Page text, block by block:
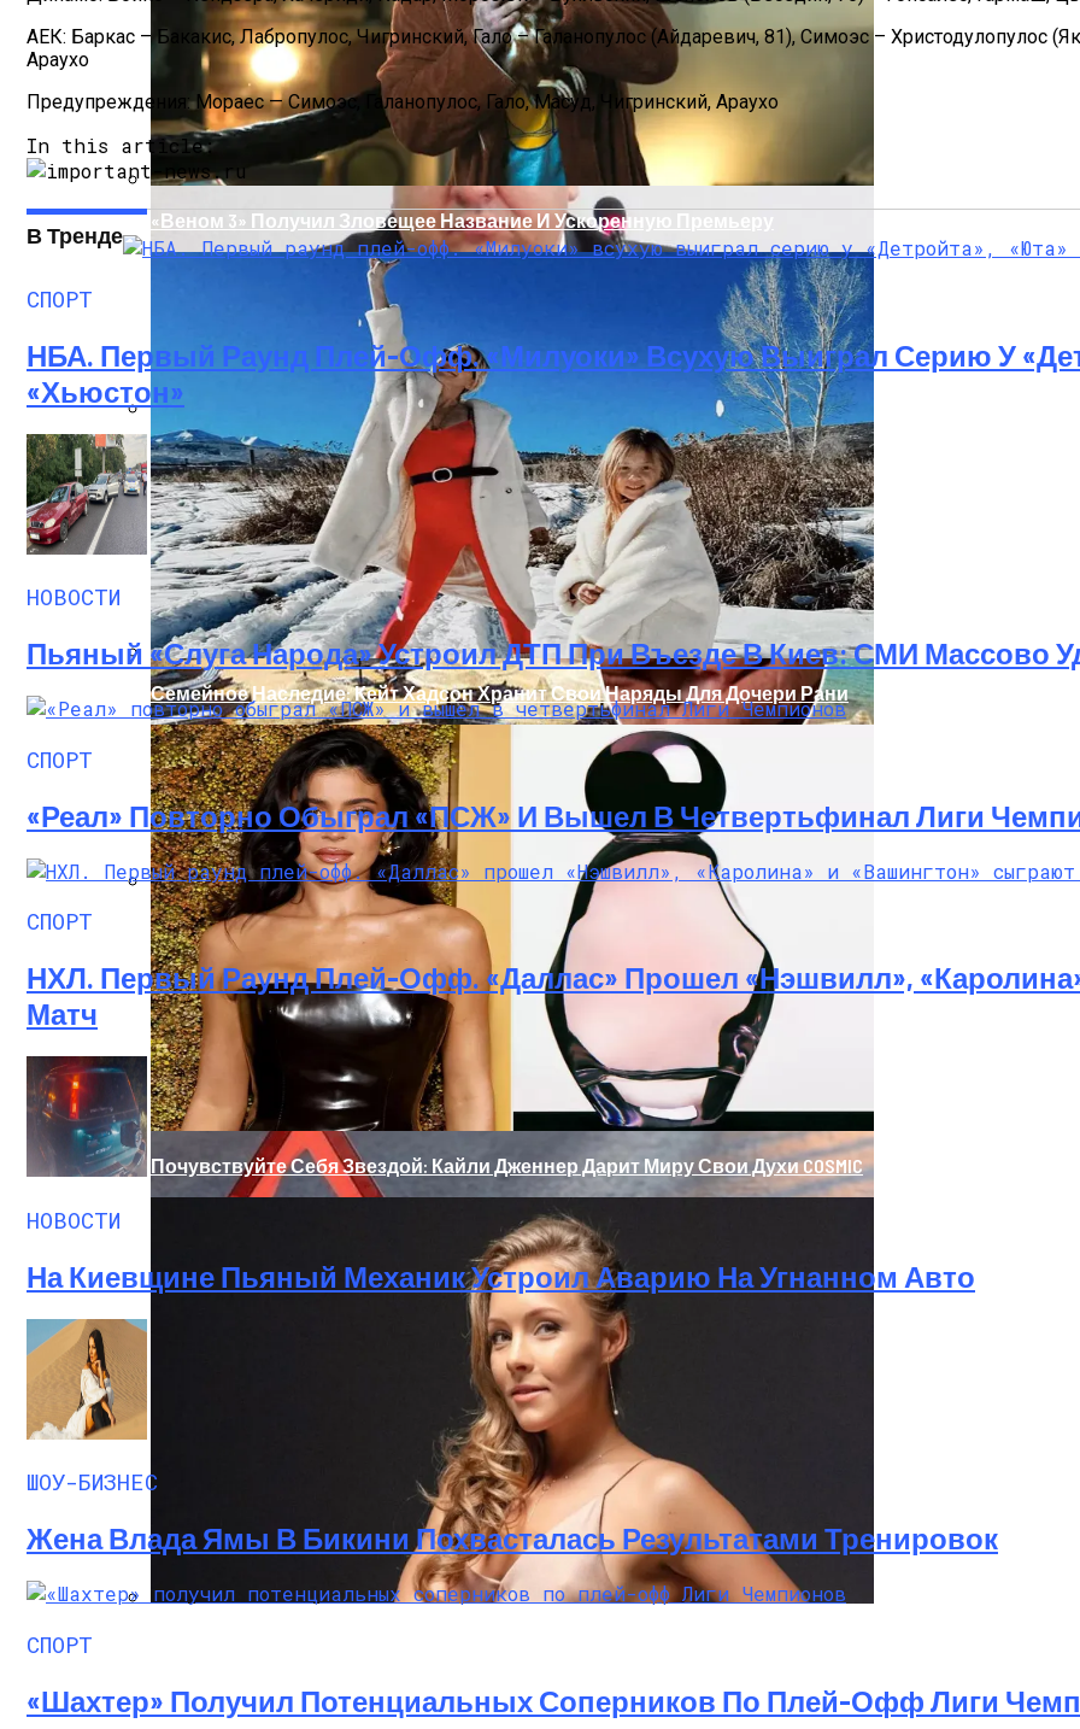
Прокурор Хмельницкой Области Умер От Осложнений Коронавируса
В Египте Госпитализировали 5-Летнюю Украинку С Признаками Изнасилования: Мать Отрицает
«Морковное» ДТП На Трассе Одесса-Николаев: Столкнулись Два Грузовика
«Веном 3» Получил Зловещее Название И Ускоренную Премьеру
Семейное Наследие: Кейт Хадсон Хранит Свои Наряды Для Дочери Рани
Почувствуйте Себя Звездой: Кайли Дженнер Дарит Миру Свои Духи COSMIC
АЕК: Баркас – Бакакис, Лабропулос, Чигринский, Гало – Галанопулос (Айдаревич, 81), Симоэс – Христодулопулос
Араухо
Предупреждения: Мораес — Симоэс, Галанопулос, Гало, Масуд, Чигринский, Араухо
In this article:
В Тренде
СПОРТ
НБА. Первый Раунд Плей-Офф. «Милуоки» Всухую Выиграл Серию У
«Хьюстон»
НОВОСТИ
Пьяный «слуга Народа» Устроил ДТП При Въезде В Киев: СМИ
СПОРТ
«Реал» Повторно Обыграл «ПСЖ» И Вышел В Четвертьфинал Лиги
СПОРТ
НХЛ. Первый Раунд Плей-Офф. «Даллас» Прошел «Нэшвилл»,
Матч
НОВОСТИ
На Киевщине Пьяный Механик Устроил Аварию На Угнанном Авто
ШОУ-БИЗНЕС
Жена Влада Ямы В Бикини Похвасталась Результатами Тренировок
СПОРТ
«Шахтер» Получил Потенциальных Соперников По Плей-Офф Лиги